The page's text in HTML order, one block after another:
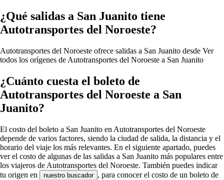
¿Qué salidas a San Juanito tiene
Autotransportes del Noroeste?
Autotransportes del Noroeste ofrece salidas a San Juanito desde Ver
todos los orígenes de Autotransportes del Noroeste a San Juanito
¿Cuánto cuesta el boleto de
Autotransportes del Noroeste a San
Juanito?
El costo del boleto a San Juanito en Autotransportes del Noroeste
depende de varios factores, siendo la ciudad de salida, la distancia y el
horario del viaje los más relevantes. En el siguiente apartado, puedes
ver el costo de algunas de las salidas a San Juanito más populares entre
los viajeros de Autotransportes del Noroeste. También puedes indicar
tu origen en
nuestro buscador , para conocer el costo de un boleto de